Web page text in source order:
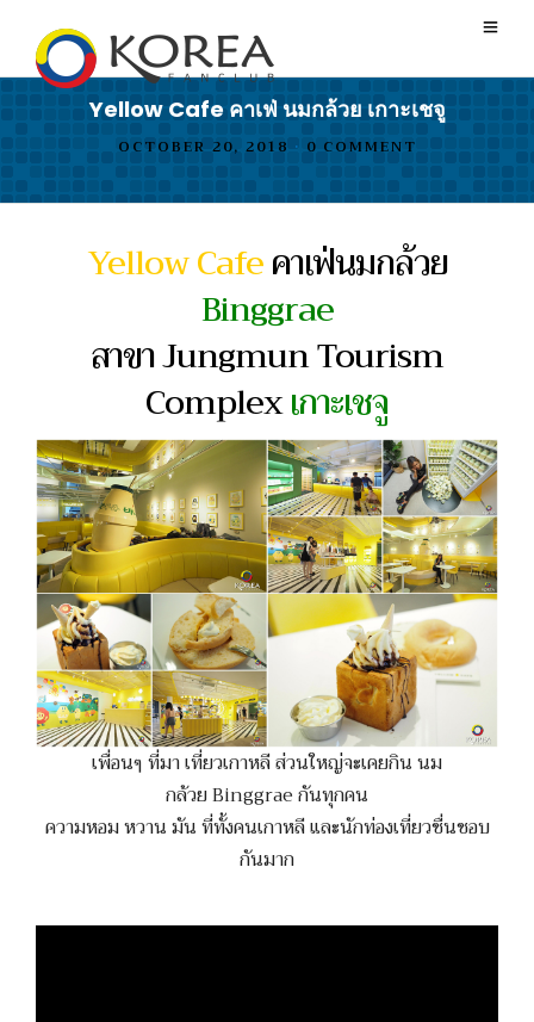
Yellow Cafe คาเฟ่ นมกล้วย เกาะเชจู
OCTOBER 20, 2018 • 0 COMMENT
Yellow Cafeคาเฟ่นมกล้วย
Binggrae
สาขา Jungmun Tourism
Complexเกาะเชจู
เพื่อนๆ ที่มา เที่ยวเกาหลี ส่วนใหญ่จะเคยกิน นม
กล้วย Binggrae กันทุกคน
ความหอม หวาน มัน ที่ทั้งคนเกาหลี และนักท่องเที่ยวชื่นชอบ
กันมาก